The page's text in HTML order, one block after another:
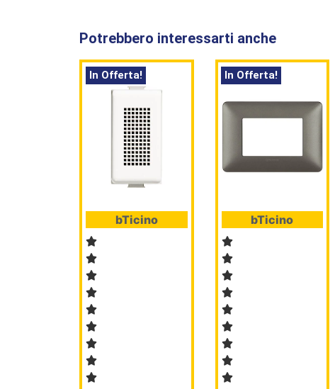
Potrebbero interessarti anche
In Offerta!
bTicino
In Offerta!
bTicino